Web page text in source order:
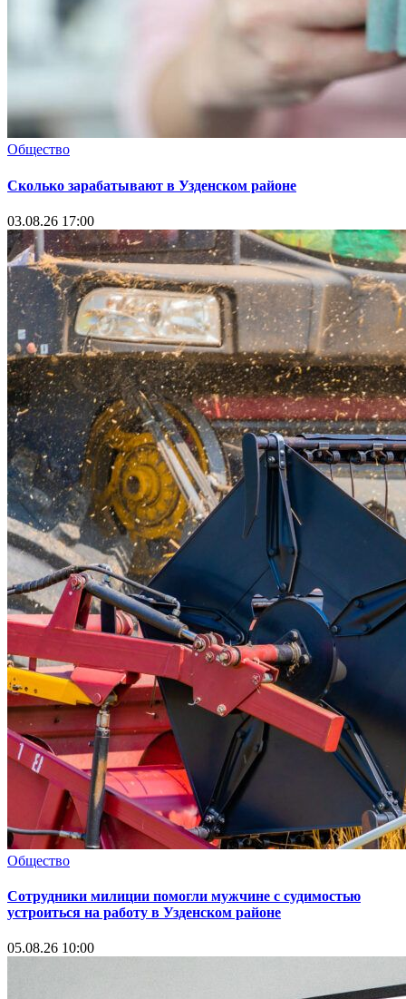
Общество
Сколько зарабатывают в Узденском районе
03.08.26 17:00
Общество
Сотрудники милиции помогли мужчине с судимостью
устроиться на работу в Узденском районе
05.08.26 10:00